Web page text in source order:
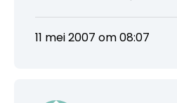
11 mei 2007 om 08:07